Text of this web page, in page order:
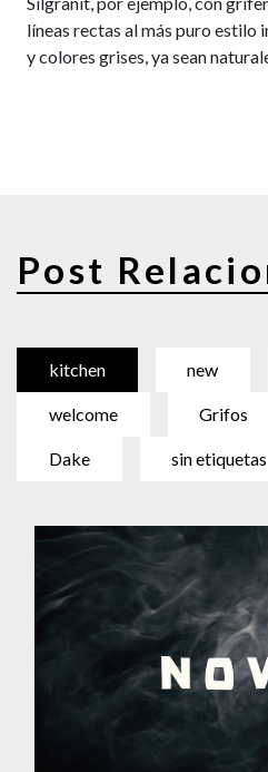
líneas rectas al más puro estilo
y colores grises, ya sean
Post
kitchen new
welcome Grifos
Dake sin etiquetas